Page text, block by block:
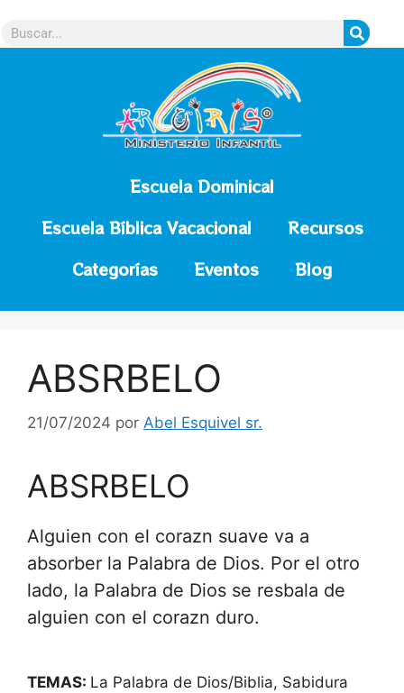
Escuela Dominical
Escuela Bíblica Vacacional
Recursos
Categorías
Eventos Blog
ABSRBELO
21/07/2024 por Abel Esquivel sr.
ABSRBELO
Alguien con el corazn suave va a
absorber la Palabra de Dios. Por el otro
lado, la Palabra de Dios se resbala de
alguien con el corazn duro.
TEMAS: La Palabra de Dios/Biblia, Sabidura